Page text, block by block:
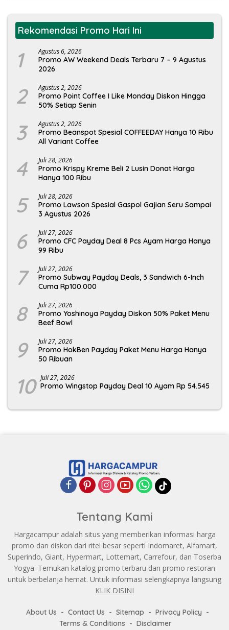
Rekomendasi Promo Hari Ini
1 Agustus 6, 2026
Promo AW Weekend Deals Terbaru 7 – 9 Agustus
2026
2 Agustus 2, 2026
Promo Point Coffee I Like Monday Diskon Hingga
50% Setiap Senin
3 Agustus 2, 2026
Promo Beanspot Spesial COFFEEDAY Hanya 10 Ribu
All Variant Coffee
4 Juli 28, 2026
Promo Krispy Kreme Beli 2 Lusin Donat Harga
Hanya 100 Ribu
5 Juli 28, 2026
Promo Lawson Spesial Gaspol Gajian Seru Sampai
3 Agustus 2026
6 Juli 27, 2026
Promo CFC Payday Deal 8 Pcs Ayam Harga Hanya
99 Ribu
7 Juli 27, 2026
Promo Subway Payday Deals, 3 Sandwich 6-Inch
Cuma Rp100.000
8 Juli 27, 2026
Promo Yoshinoya Payday Diskon 50% Paket Menu
Beef Bowl
9 Juli 27, 2026
Promo HokBen Payday Paket Menu Harga Hanya
50 Ribuan
10 Juli 27, 2026
Promo Wingstop Payday Deal 10 Ayam Rp 54.545
Tentang Kami
Hargacampur adalah situs yang memberikan informasi harga
promo dan diskon dari ritel besar seperti Indomaret, Alfamart,
Superindo, Giant, Hypermart, Lottemart, Carrefour, dan Toserba
Yogya. Temukan katalog promo terbaru dan promo restoran
untuk berbelanja hemat. Untuk informasi selengkapnya langsung
KLIK DISINI
About Us Contact Us Sitemap
Privacy Policy
Terms & Conditions
Disclaimer